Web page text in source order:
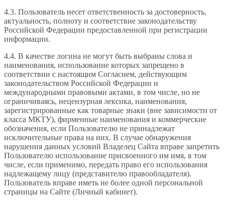
4.3. Пользователь несет ответственность за достоверность,
актуальность, полноту и соответствие законодательству
Российской Федерации предоставленной при регистрации
информации.
4.4. В качестве логина не могут быть выбраны слова и
наименования, использование которых запрещено в
соответствии с настоящим Согласием, действующим
законодательством Российской Федерации и
международными правовыми актами, в том числе, но не
ограничиваясь, нецензурная лексика, наименования,
зарегистрированные как товарные знаки (вне зависимости от
класса МКТУ), фирменные наименования и коммерческие
обозначения, если Пользователю не принадлежат
исключительные права на них. В случае обнаружения
нарушения данных условий Владелец Сайта вправе запретить
Пользователю использование присвоенного им имя, в том
числе, если применимо, передать право его использования
надлежащему лицу (представителю правообладателя).
Пользователь вправе иметь не более одной персональной
страницы на Сайте (Личный кабинет).